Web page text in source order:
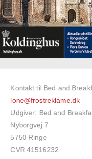
Kontakt til Bed and
lone@frostreklame.dk
Udgiver: Bed and
Nyborgvej 7
5750 Ringe
CVR 41516232